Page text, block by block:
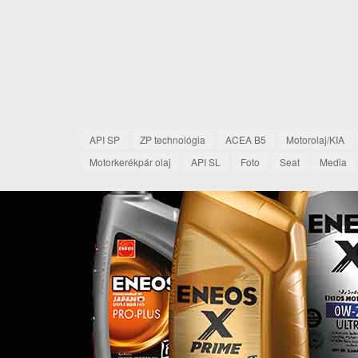
API SP ZP technológia ACEA B5 Motorolaj/KIA
Motorkerékpár olaj
API SL Foto Seat Media